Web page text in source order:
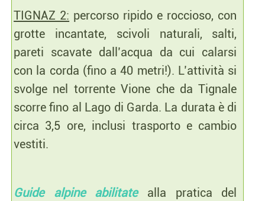
TIGNAZ 2: percorso ripido e roccioso, con
grotte incantate, scivoli naturali, salti,
pareti scavate dall’acqua da cui calarsi
con la corda (fino a 40 metri!). L’attività si
svolge nel torrente Vione che da Tignale
scorre fino al Lago di Garda. La durata è di
circa 3,5 ore, inclusi trasporto e cambio
vestiti.
Guide alpine abilitatealla pratica del